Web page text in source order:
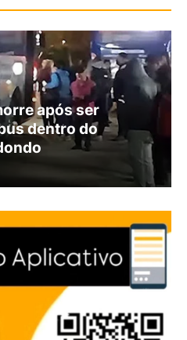
após ser
dentro do